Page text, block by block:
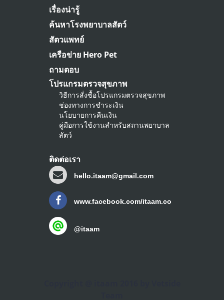
เรื่องน่ารู้
ค้นหาโรงพยาบาลสัตว์
สัตวแพทย์
เครือข่าย Hero Pet
ถามตอบ
โปรแกรมตรวจสุขภาพ
วิธีการสั่งซื้อโปรแกรมตรวจสุขภาพ
ช่องทางการชำระเงิน
นโยบายการคืนเงิน
คู่มือการใช้งานสำหรับสถานพยาบาล
สัตว์
ติดต่อเรา
hello.itaam@gmail.com
www.facebook.com/itaam.co
@itaam